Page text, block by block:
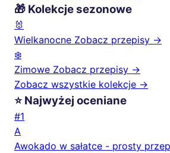
🎁 Kolekcje sezonowe
🐰
Wielkanocne Zobacz przepisy →
❄️
Zimowe Zobacz przepisy →
Zobacz wszystkie kolekcje →
⭐ Najwyżej oceniane
#1
A
Awokado w sałatce - prosty